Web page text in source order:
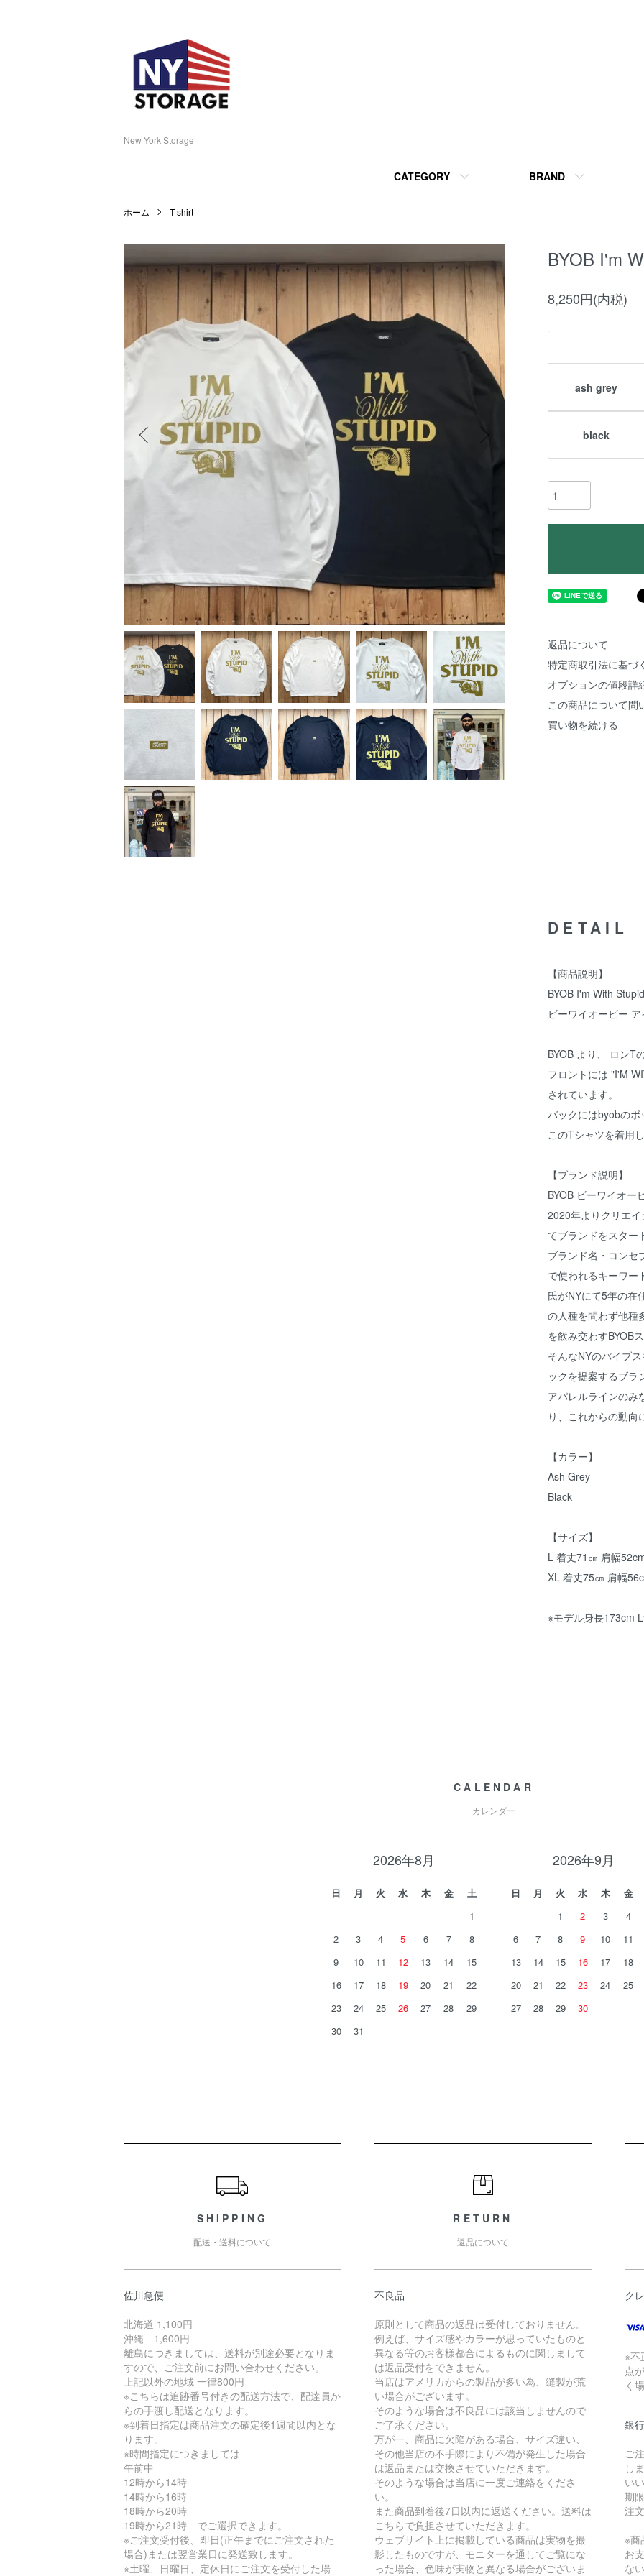
New York Storage
CATEGORY BRAND
ホーム T-shirt
BYOB I'm
8,250円(内税)
ash grey
black
返品について
特定商取引法に基づ
オプションの値段詳
この商品について問
買い物を続ける
DETAIL
【商品説明】
BYOB I'm With
ビーワイオービー
BYOB より、 ロンT
フロントには "I'M
されています。
バックにはbyobのボ
このTシャツを着用
【ブランド説明】
BYOB ビーワイオー
2020年よりクリエ
てブランドをスター
ブランド名・コンセ
で使われるキーワー
氏がNYにて5年の在
の人種を問わず他種
を飲み交わすBYOB
そんなNYのバイブ
ックを提案するブラ
アパレルラインのみ
り、これからの動向
【カラー】
Ash Grey
Black
【サイズ】
L 着丈71㎝ 肩幅
XL 着丈75㎝ 肩幅
※モデル身長173cm
CALENDAR
カレンダー
2026年8月
日 月 火 水 木 金
土
1
2
3 4 5 6 7
8
9
10 11 12 13 14
15
16
17 18 19 20 21
22
23
24 25 26 27 28
29
30
31
2026年9月
日 月 火 水 木 金
1
2 3 4
6
7 8 9 10 11
13
14 15 16 17 18
20
21 22 23 24 25
27
28 29 30
SHIPPING
配送・送料について
佐川急便
北海道 1,100円
沖縄 1,600円
離島につきましては、送料が別途必要となりま
すので、ご注文前にお問い合わせください。
上記以外の地域 一律800円
※こちらは追跡番号付きの配送方法で、配達員か
らの手渡し配送となります。
※到着日指定は商品注文の確定後1週間以内とな
ります。
※時間指定につきましては
午前中
12時から14時
14時から16時
18時から20時
19時から21時 でご選択できます。
※ご注文受付後、即日(正午までにご注文された
場合)または翌営業日に発送致します。
※土曜、日曜日、定休日にご注文を受付した場
RETURN
返品について
不良品
原則として商品の返品は受付しておりません。
例えば、サイズ感やカラーが思っていたものと
異なる等のお客様都合によるものに関しまして
は返品受付をできません。
当店はアメリカからの製品が多い為、縫製が荒
い場合がございます。
そのような場合は不良品には該当しませんので
ご了承ください。
万が一、商品に欠陥がある場合、サイズ違い、
その他当店の不手際により不備が発生した場合
は返品または交換させていただきます。
そのような場合は当店に一度ご連絡をくださ
い。
また商品到着後7日以内に返送ください。送料は
こちらで負担させていただきます。
ウェブサイト上に掲載している商品は実物を撮
影したものですが、モニターを通してご覧にな
った場合、色味が実物と異なる場合がございま
ク
※不
点
く
銀
ご
し
い
期
注
※商
お
な